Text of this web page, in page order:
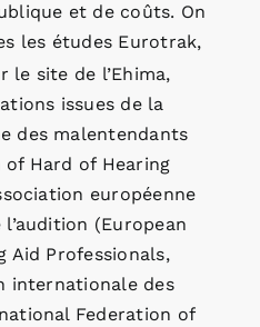
et de coûts. On
les études Eurotrak,
le site de l’Ehima,
issues de la
des malentendants
Hard of Hearing
européenne
(European
Aid Professionals,
internationale des
Federation of